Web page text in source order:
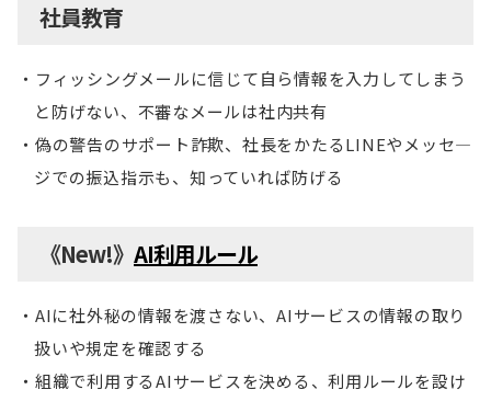
社員教育
フィッシングメールに信じて自ら情報を入力してしまう
と防げない、不審なメールは社内共有
偽の警告のサポート詐欺、社長をかたるLINEやメッセ―
ジでの振込指示も、知っていれば防げる
《New!》 AI利用ルール
AIに社外秘の情報を渡さない、AIサービスの情報の取り
扱いや規定を確認する
組織で利用するAIサービスを決める、利用ルールを設け